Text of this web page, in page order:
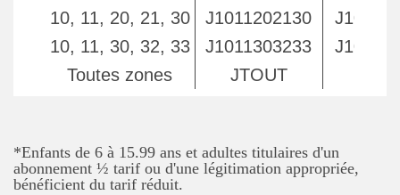
10, 11, 20, 21, 30
J1011202130
10, 11, 30, 32, 33
J1011303233
Toutes zones
JTOUT
*Enfants de 6 à 15.99 ans et adultes titulaires d'un
abonnement ½ tarif ou d'une légitimation appropriée,
bénéficient du tarif réduit.